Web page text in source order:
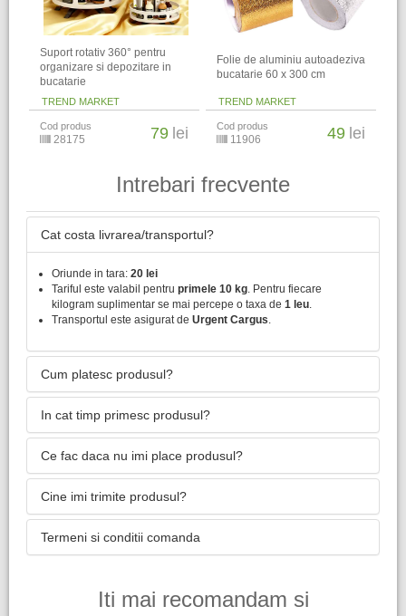
Suport rotativ 360° pentru
organizare si depozitare in
bucatarie
TREND MARKET
Cod produs
28175 79 lei
Folie de aluminiu autoadeziva
bucatarie 60 x 300 cm
TREND MARKET
Cod produs
11906 49 lei
Intrebari frecvente
Cat costa livrarea/transportul?
Oriunde in tara: 20 lei
Tariful este valabil pentru primele 10 kg. Pentru fiecare
kilogram suplimentar se mai percepe o taxa de 1 leu.
Transportul este asigurat de Urgent Cargus.
Cum platesc produsul?
In cat timp primesc produsul?
Ce fac daca nu imi place produsul?
Cine imi trimite produsul?
Termeni si conditii comanda
Iti mai recomandam si